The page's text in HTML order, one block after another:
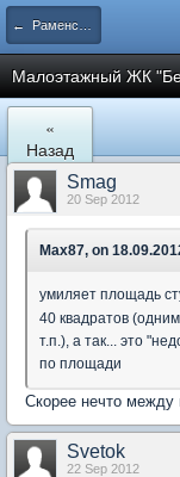
← Раменское
Малоэтажный ЖК
«
Назад
Smag
20 Sep 2012
Max87, on
умиляет площадь
40 квадратов
т.п.), а так... это
по площади
Скорее нечто между
Svetok
22 Sep 2012